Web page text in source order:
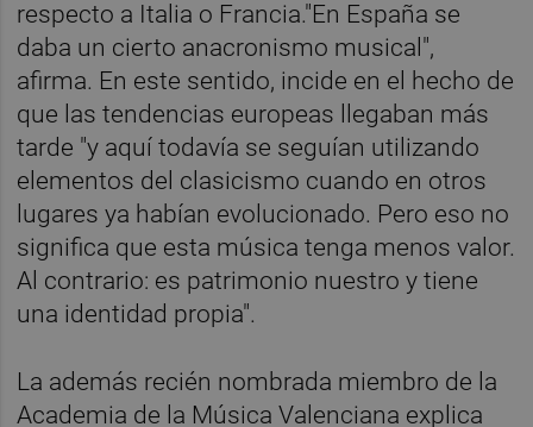
respecto a Italia o Francia."En España se
daba un cierto anacronismo musical",
afirma. En este sentido, incide en el hecho de
que las tendencias europeas llegaban más
tarde "y aquí todavía se seguían utilizando
elementos del clasicismo cuando en otros
lugares ya habían evolucionado. Pero eso no
significa que esta música tenga menos valor.
Al contrario: es patrimonio nuestro y tiene
una identidad propia".
La además recién nombrada miembro de la
Academia de la Música Valenciana explica